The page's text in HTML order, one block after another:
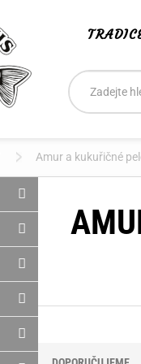
Vyhledávání
Hledat
Amur a kukuřičné